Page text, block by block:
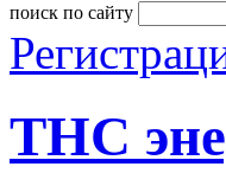
поиск по сайту
ТНС